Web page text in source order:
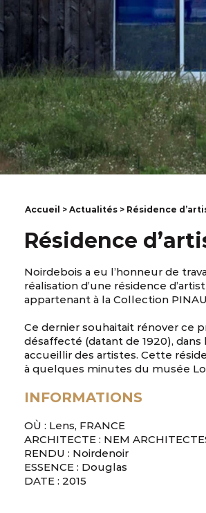
Accueil > Actualités > Résidence
Résidence
Noirdebois a eu l’honneur de
réalisation d’une résidence
appartenant à la Collection
Ce dernier souhaitait rénover ce
désaffecté (datant de 1920), dans
accueillir des artistes. Cette
à quelques minutes du musée
INFORMATIONS
OÙ : Lens, FRANCE
ARCHITECTE : NEM
RENDU : Noirdenoir
ESSENCE : Douglas
DATE : 2015